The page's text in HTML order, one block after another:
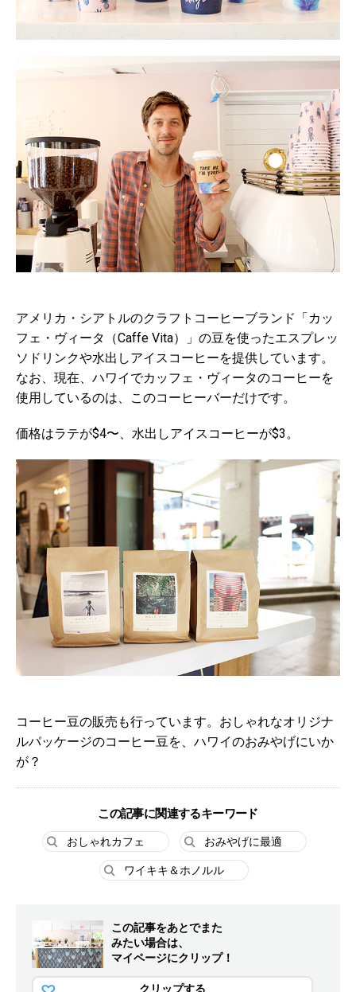
アメリカ・シアトルのクラフトコーヒーブランド「カッ
フェ・ヴィータ（Caffe Vita）」の豆を使ったエスプレッ
ソドリンクや水出しアイスコーヒーを提供しています。
なお、現在、ハワイでカッフェ・ヴィータのコーヒーを
使用しているのは、このコーヒーバーだけです。
価格はラテが$4〜、水出しアイスコーヒーが$3。
コーヒー豆の販売も行っています。おしゃれなオリジナ
ルパッケージのコーヒー豆を、ハワイのおみやげにいか
が？
この記事に関連するキーワード
おしゃれカフェ おみやげに最適
ワイキキ＆ホノルル
この記事をあとでまた
みたい場合は、
マイページにクリップ！
クリップする